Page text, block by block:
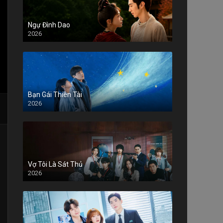
Ngự Đình Dao
2026
Bạn Gái Thiên Tài
2026
Vợ Tôi Là Sát Thủ
2026